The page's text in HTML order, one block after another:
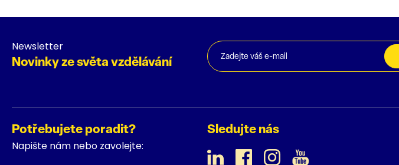
Newsletter
Novinky ze světa vzdělávání
Potřebujete poradit?
Napište nám nebo zavolejte:
Sledujte nás